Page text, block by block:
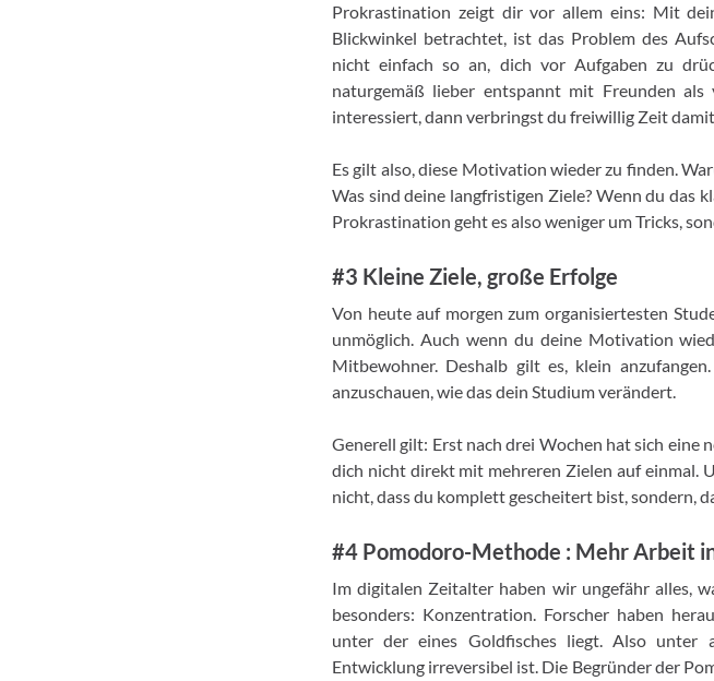
Prokrastination zeigt dir vor allem eins: Mit
Blickwinkel betrachtet, ist das Problem des
nicht einfach so an, dich vor Aufgaben zu
naturgemäß lieber entspannt mit Freunden
interessiert, dann verbringst du freiwillig Zeit
Es gilt also, diese Motivation wieder zu finden.
Was sind deine langfristigen Ziele? Wenn du das
Prokrastination geht es also weniger um Tricks,
#3 Kleine Ziele, große Erfolge
Von heute auf morgen zum organisiertesten
unmöglich. Auch wenn du deine Motivation
Mitbewohner. Deshalb gilt es, klein
anzuschauen, wie das dein Studium verändert.
Generell gilt: Erst nach drei Wochen hat sich
dich nicht direkt mit mehreren Zielen auf einmal.
nicht, dass du komplett gescheitert bist, sondern,
#4 Pomodoro-Methode : Mehr Arbeit
Im digitalen Zeitalter haben wir ungefähr alles,
besonders: Konzentration. Forscher haben
unter der eines Goldfisches liegt. Also unter
Entwicklung irreversibel ist. Die Begründer der